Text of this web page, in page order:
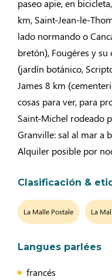
paseo apie, en
km, Saint-Jean-le-
lado normando o
bretón), Fougères y
(jardín botánico,
James 8 km
cosas para ver, para
Saint-Michel rodeado
Granville: sal al mar a
Alquiler posible por
Clasificación &
La Malle Postale La
Langues parlées
francés